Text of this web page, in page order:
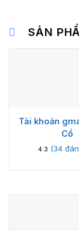
SẢN
Tài khoản
Cổ
4.3 (34